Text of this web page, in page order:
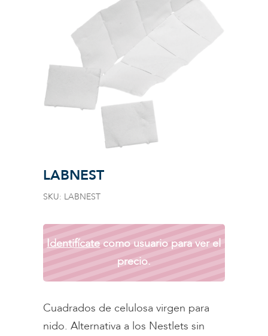
LABNEST
SKU: LABNEST
Identifícatecomo usuario para ver el
precio.
Cuadrados de celulosa virgen para
nido. Alternativa a los Nestlets sin